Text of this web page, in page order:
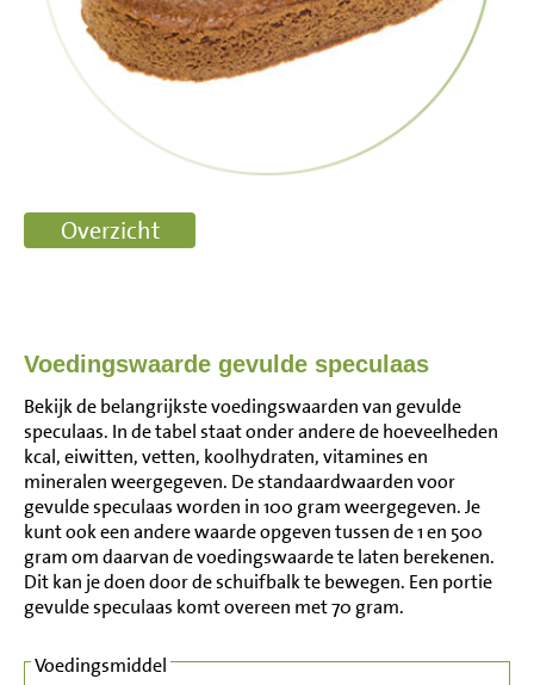
Voedingswaarde gevulde speculaas
Bekijk de belangrijkste voedingswaarden van gevulde
speculaas. In de tabel staat onder andere de hoeveelheden
kcal, eiwitten, vetten, koolhydraten, vitamines en
mineralen weergegeven. De standaardwaarden voor
gevulde speculaas worden in 100 gram weergegeven. Je
kunt ook een andere waarde opgeven tussen de 1 en 500
gram om daarvan de voedingswaarde te laten berekenen.
Dit kan je doen door de schuifbalk te bewegen. Een portie
gevulde speculaas komt overeen met 70 gram.
Voedingsmiddel